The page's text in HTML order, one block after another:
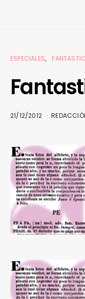
ESPECIALES
21/12/2012